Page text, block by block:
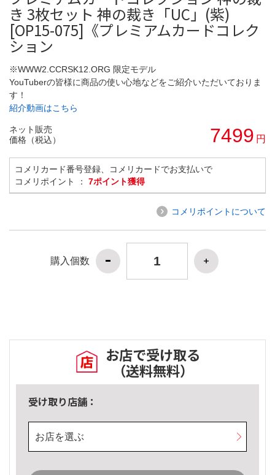
き 3枚セット 神の裁き「UC」(紫)
[OP15-075]《プレミアムカードコレク
ション
※WWW2.CCRSK12.ORG 限定モデル
YouTuberの皆様に商品の使い心地などをご紹介いただいておりま
す！
紹介動画はこちら
ネット販売
価格（税込）
7499 円
コメリカード番号登録、コメリカードでお支払いで
コメリポイント ： 7ポイント獲得
コメリポイントについて
購入個数
お店で受け取る
（送料無料）
受け取り店舗：
お店を選ぶ